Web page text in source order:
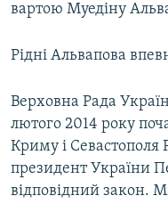
вартою Муедіну
Рідні Альвапова
Верховна Рада
лютого 2014 року
Криму і Севастополя
президент України
відповідний закон.